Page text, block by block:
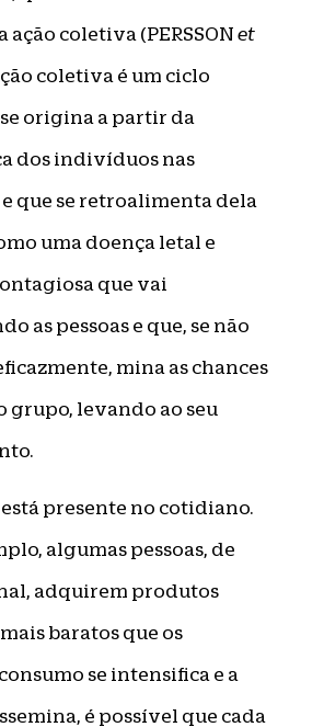
ação coletiva (PERSSONet
coletiva é um ciclo
origina a partir da
dos indivíduos nas
que se retroalimenta dela
uma doença letal e
que vai
as pessoas e que, se não
mina as chances
grupo, levando ao seu
presente no cotidiano.
algumas pessoas, de
adquirem produtos
baratos que os
se intensifica e a
é possível que cada